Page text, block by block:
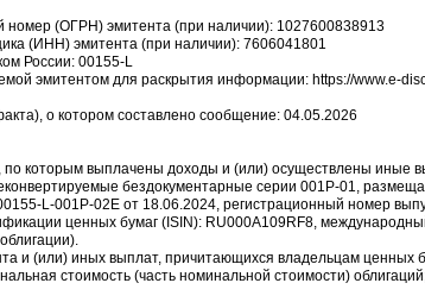
номер (ОГРН) эмитента (при наличии): 1027600838913
(ИНН) эмитента (при наличии): 7606041801
России: 00155-L
эмитентом для раскрытия информации: https://www.e-
о котором составлено сообщение: 04.05.2026
по которым выплачены доходы и (или) осуществлены иные
бездокументарные серии 001P-01,
L-001P-02E от 18.06.2024, регистрационный номер
ценных бумаг (ISIN): RU000A109RF8,
и (или) иных выплат, причитающихся владельцам ценных
стоимость (часть номинальной стоимости)